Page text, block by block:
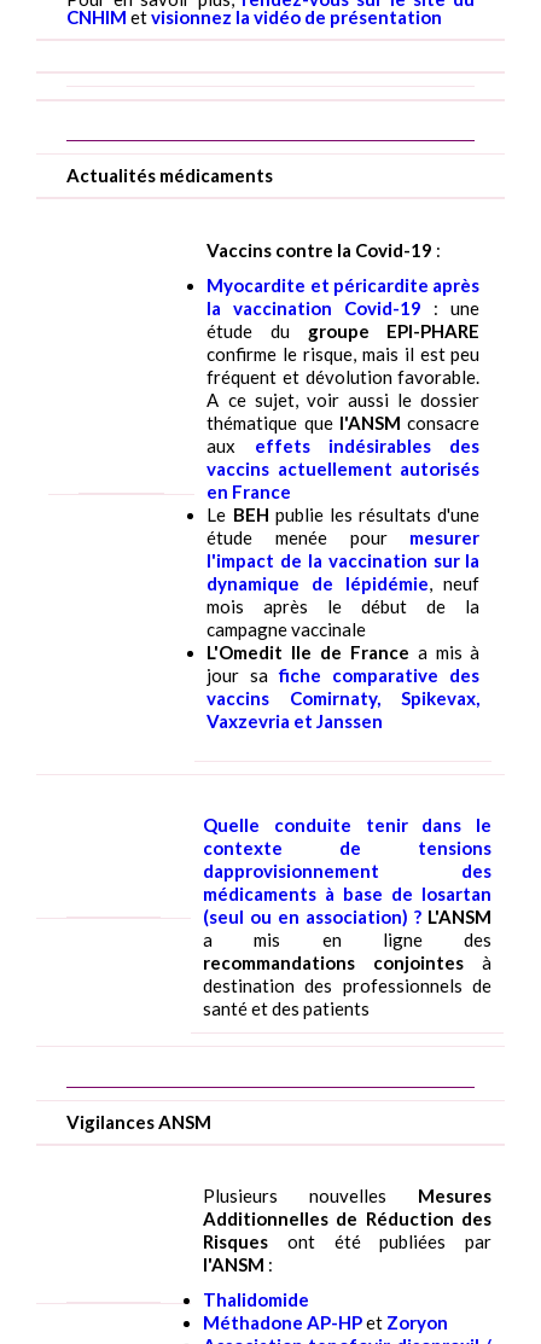
CNHIM etvisionnez la vidéo de présentation
Actualités médicaments
Vaccins contre la Covid-19 :
Myocardite et péricardite après
la vaccination Covid-19 : une
étude du groupe EPI-PHARE
confirme le risque, mais il est peu
fréquent et dévolution favorable.
A ce sujet, voir aussi le dossier
thématique que l'ANSM consacre
aux effets indésirables des
vaccins actuellement autorisés
en France
Le BEH publie les résultats d'une
étude menée pour mesurer
l'impact de la vaccination sur la
dynamique de lépidémie, neuf
mois après le début de la
campagne vaccinale
L'Omedit Ile de France a mis à
jour safiche comparative des
vaccins Comirnaty, Spikevax,
Vaxzevria et Janssen
Quelle conduite tenir dans le
contexte de tensions
dapprovisionnement des
médicaments à base de losartan
(seul ou en association) ? L'ANSM
a mis en ligne des
recommandations conjointes à
destination des professionnels de
santé et des patients
Vigilances ANSM
Plusieurs nouvelles Mesures
Additionnelles de Réduction des
Risques ont été publiées par
l'ANSM :
Thalidomide
Méthadone AP-HPet Zoryon